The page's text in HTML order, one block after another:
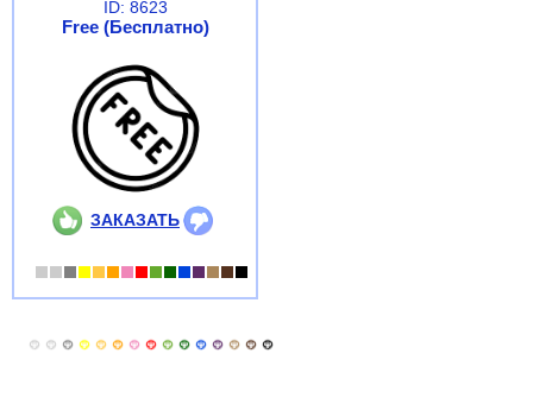
ID: 8623
Free (Бесплатно)
ЗАКАЗАТЬ